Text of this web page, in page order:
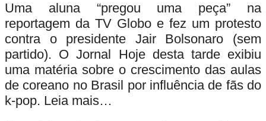
Uma aluna “pregou uma peça” na
reportagem da TV Globo e fez um protesto
contra o presidente Jair Bolsonaro (sem
partido). O Jornal Hoje desta tarde exibiu
uma matéria sobre o crescimento das aulas
de coreano no Brasil por influência de fãs do
k-pop. Leia mais…